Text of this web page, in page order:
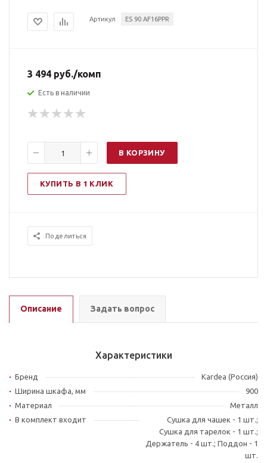
Артикул ES 90 AF16PPR
3 494 руб./комп
Есть в наличии
В КОРЗИНУ
КУПИТЬ В 1 КЛИК
Поделиться
Описание Задать вопрос
Характеристики
Бренд
Kardea (Россия)
Ширина шкафа, мм
900
Материал
Металл
В комплект входит
Сушка для чашек - 1 шт.;
Сушка для тарелок - 1 шт.;
Держатель - 4 шт.; Поддон - 1
шт.